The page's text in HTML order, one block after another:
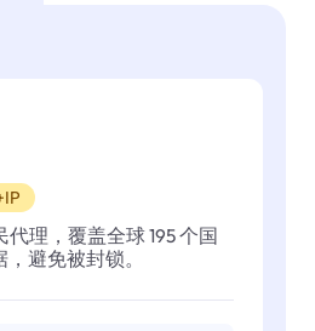
代理，覆盖全球 195 个国
避免被封锁。